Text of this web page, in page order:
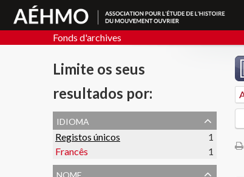
Fonds d'archives
Limite os seus
resultados por:
idioma
Registos únicos
1
Francês
1
nome